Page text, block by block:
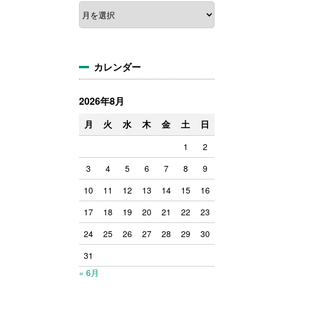
ア
ー
カ
カレンダー
2026年8月
月 火 水 木 金 土 日
1
2
3
4 5 6 7 8
9
10
11 12 13 14 15
16
17
18 19 20 21 22
23
24
25 26 27 28 29
30
31
« 6月